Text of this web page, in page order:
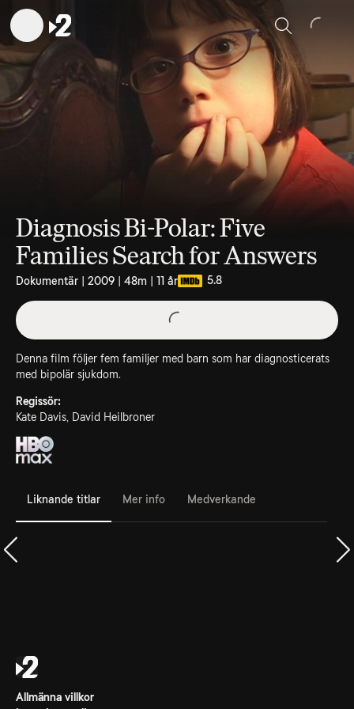
Sök
Diagnosis Bi-Polar: Five
Families Search for Answers
Dokumentär | 2009 | 48m | 11 år 5.8
Denna film följer fem familjer med barn som har diagnosticerats
med bipolär sjukdom.
Regissör:
Kate Davis, David Heilbroner
Liknande titlar Mer info Medverkande
Allmänna villkor